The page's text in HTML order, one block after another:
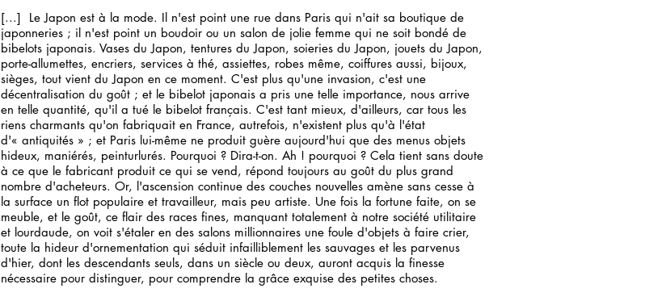
[...] Le Japon est à la mode. Il n'est point une rue dans Paris qui n'ait sa boutique de
japonneries ; il n'est point un boudoir ou un salon de jolie femme qui ne soit bondé de
bibelots japonais. Vases du Japon, tentures du Japon, soieries du Japon, jouets du Japon,
porte-allumettes, encriers, services à thé, assiettes, robes même, coiffures aussi, bijoux,
sièges, tout vient du Japon en ce moment. C'est plus qu'une invasion, c'est une
décentralisation du goût ; et le bibelot japonais a pris une telle importance, nous arrive
en telle quantité, qu'il a tué le bibelot français. C'est tant mieux, d'ailleurs, car tous les
riens charmants qu'on fabriquait en France, autrefois, n'existent plus qu'à l'état
d'« antiquités » ; et Paris lui-même ne produit guère aujourd'hui que des menus objets
hideux, maniérés, peinturlurés. Pourquoi ? Dira-t-on. Ah ! pourquoi ? Cela tient sans doute
à ce que le fabricant produit ce qui se vend, répond toujours au goût du plus grand
nombre d'acheteurs. Or, l'ascension continue des couches nouvelles amène sans cesse à
la surface un flot populaire et travailleur, mais peu artiste. Une fois la fortune faite, on se
meuble, et le goût, ce flair des races fines, manquant totalement à notre société utilitaire
et lourdaude, on voit s'étaler en des salons millionnaires une foule d'objets à faire crier,
toute la hideur d'ornementation qui séduit infailliblement les sauvages et les parvenus
d'hier, dont les descendants seuls, dans un siècle ou deux, auront acquis la finesse
nécessaire pour distinguer, pour comprendre la grâce exquise des petites choses.